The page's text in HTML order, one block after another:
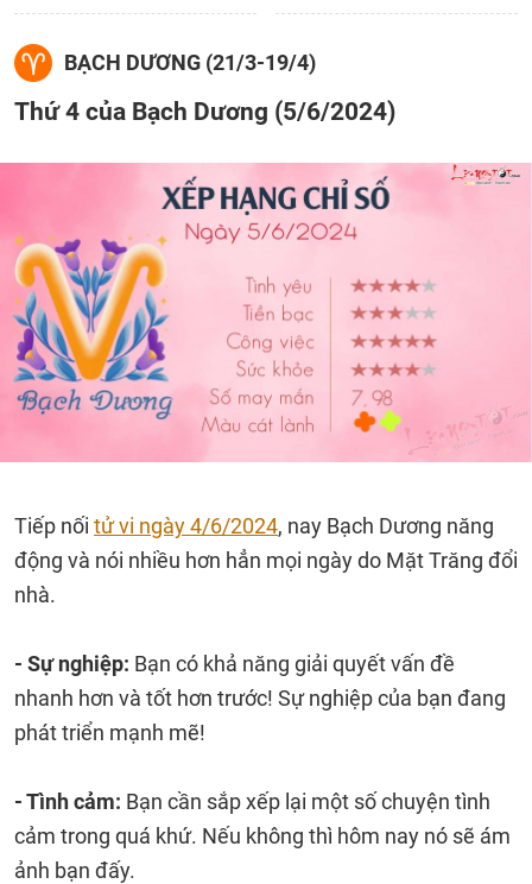
BẠCH DƯƠNG (21/3-19/4)
Thứ 4 của Bạch Dương (5/6/2024)
Tiếp nối tử vi ngày 4/6/2024, nay Bạch Dương năng
động và nói nhiều hơn hẳn mọi ngày do Mặt Trăng đổi
nhà.
- Sự nghiệp: Bạn có khả năng giải quyết vấn đề
nhanh hơn và tốt hơn trước! Sự nghiệp của bạn đang
phát triển mạnh mẽ!
- Tình cảm: Bạn cần sắp xếp lại một số chuyện tình
cảm trong quá khứ. Nếu không thì hôm nay nó sẽ ám
ảnh bạn đấy.